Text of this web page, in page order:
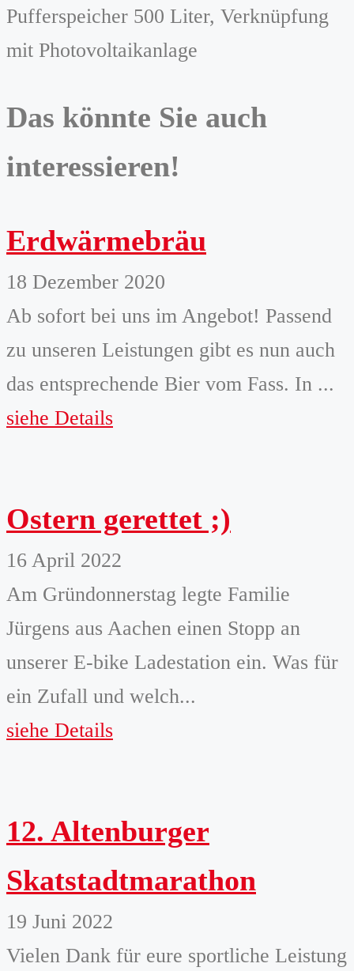
Pufferspeicher 500 Liter, Verknüpfung
mit Photovoltaikanlage
Das könnte Sie auch
interessieren!
Erdwärmebräu
18 Dezember 2020
Ab sofort bei uns im Angebot! Passend
zu unseren Leistungen gibt es nun auch
das entsprechende Bier vom Fass. In ...
siehe Details
Ostern gerettet ;)
16 April 2022
Am Gründonnerstag legte Familie
Jürgens aus Aachen einen Stopp an
unserer E-bike Ladestation ein. Was für
ein Zufall und welch...
siehe Details
12. Altenburger
Skatstadtmarathon
19 Juni 2022
Vielen Dank für eure sportliche Leistung